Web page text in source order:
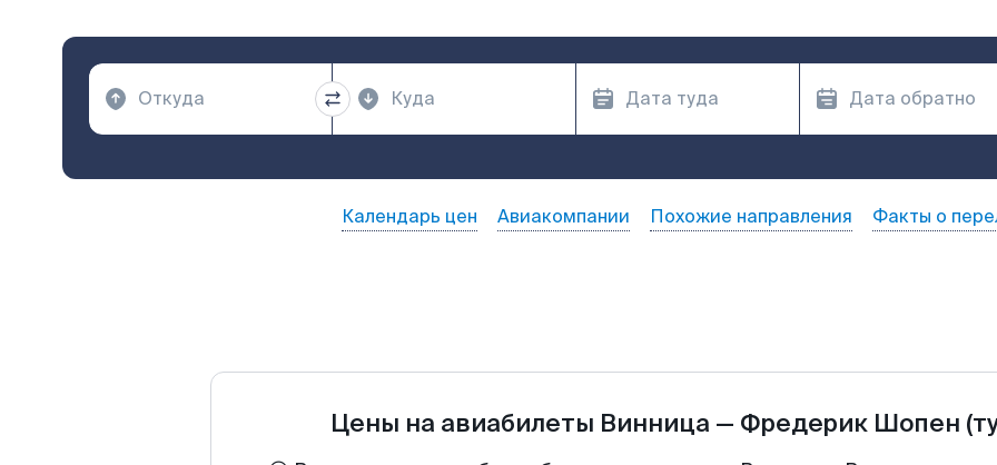
Календарь цен Авиакомпании Похожие направления Факты о
Цены на авиабилеты Винница — Фредерик Шопен